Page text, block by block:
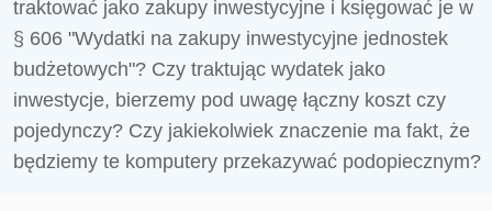
traktować jako zakupy inwestycyjne i księgować je w
§ 606 "Wydatki na zakupy inwestycyjne jednostek
budżetowych"? Czy traktując wydatek jako
inwestycje, bierzemy pod uwagę łączny koszt czy
pojedynczy? Czy jakiekolwiek znaczenie ma fakt, że
będziemy te komputery przekazywać podopiecznym?